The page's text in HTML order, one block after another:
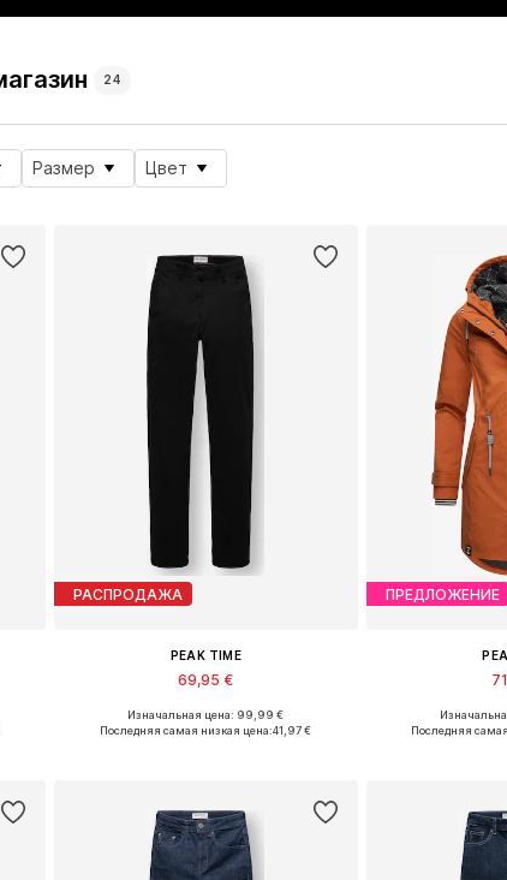
24
Размер Цвет
РАСПРОДАЖА
PEAK TIME
69,95 €
Доступно множество размеров
Изначальная цена: 99,99 €
Последняя самая низкая цена:41,97 €
ПРЕДЛОЖЕНИЕ
Доступные
Последняя